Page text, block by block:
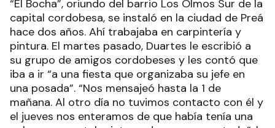
“El Bocha”, oriundo del barrio Los Olmos Sur de la
capital cordobesa, se instaló en la ciudad de Preá
hace dos años. Ahí trabajaba en carpintería y
pintura. El martes pasado, Duartes le escribió a
su grupo de amigos cordobeses y les contó que
iba a ir “a una fiesta que organizaba su jefe en
una posada”. “Nos mensajeó hasta la 1 de
mañana. Al otro día no tuvimos contacto con él y
el jueves nos enteramos de que había tenía una